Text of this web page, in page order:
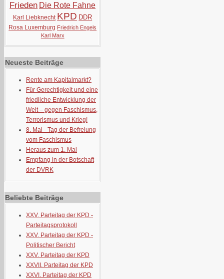
Frieden Die Rote Fahne
Karl Liebknecht KPD DDR
Rosa Luxemburg Friedrich Engels
Karl Marx
Neueste Beiträge
Rente am Kapitalmarkt?
Für Gerechtigkeit und eine
friedliche Entwicklung der
Welt – gegen Faschismus,
Terrorismus und Krieg!
8. Mai - Tag der Befreiung
vom Faschismus
Heraus zum 1. Mai
Empfang in der Botschaft
der DVRK
Beliebte Beiträge
XXV. Parteitag der KPD -
Parteitagsprotokoll
XXV. Parteitag der KPD -
Politischer Bericht
XXV. Parteitag der KPD
XXVII. Parteitag der KPD
XXVI. Parteitag der KPD